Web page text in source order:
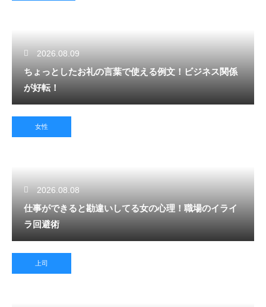
2026.08.09
ちょっとしたお礼の言葉で使える例文！ビジネス関係
が好転！
女性
2026.08.08
仕事ができると勘違いしてる女の心理！職場のイライ
ラ回避術
上司